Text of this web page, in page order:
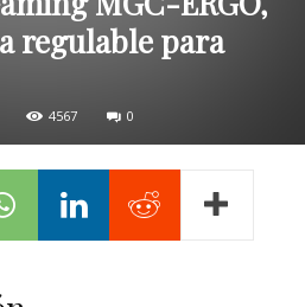
regulable para
4567 0